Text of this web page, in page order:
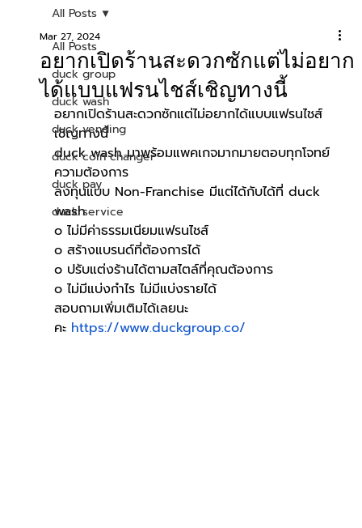
All Posts
duck group
duck wash
duck vending
duck coin changer
duck pay
duck service
All Posts
อยากเปิดร้านสะดวกซักแต่ไม่อยาก
ได้แบบแฟรนไชส์เชิญทางนี้
Mar 27, 2024
อยากเปิดร้านสะดวกซักแต่ไม่อยากได้แบบแฟรนไชส์
เชิญทางนี้
duck wash มาพร้อมแพคเกจมากมายตอบทุกโจทย์
ความต้องการ
ลงทุนแบบ Non-Franchise มีแต่ได้กับได้ที่ duck
wash
๐ ไม่มีค่าธรรมเนียมแฟรนไชส์
๐ สร้างแบรนด์ที่ต้องการได้
๐ ปรับแต่งร้านได้ตามสไตล์ที่คุณต้องการ
๐ ไม่มีแบ่งกำไร ไม่มีแบ่งรายได้
สอบถามเพิ่มเติมได้เลยนะ
คะ https://www.duckgroup.co/